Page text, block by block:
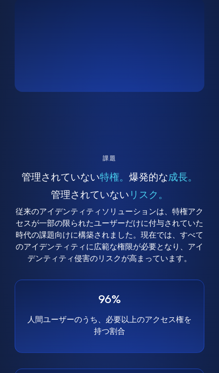
課題
管理されていない特権。 爆発的な成長。
管理されていない リスク。
従来のアイデンティティソリューションは、特権アク
セスが一部の限られたユーザーだけに付与されていた
時代の課題向けに構築されました。現在では、すべて
のアイデンティティに広範な権限が必要となり、アイ
デンティティ侵害のリスクが高まっています。
96%
人間ユーザーのうち、必要以上のアクセス権を
持つ割合